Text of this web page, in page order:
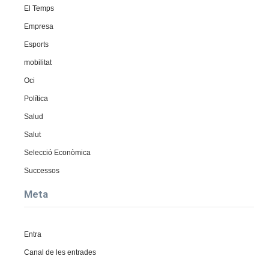
El Temps
Empresa
Esports
mobilitat
Oci
Política
Salud
Salut
Selecció Econòmica
Successos
Meta
Entra
Canal de les entrades